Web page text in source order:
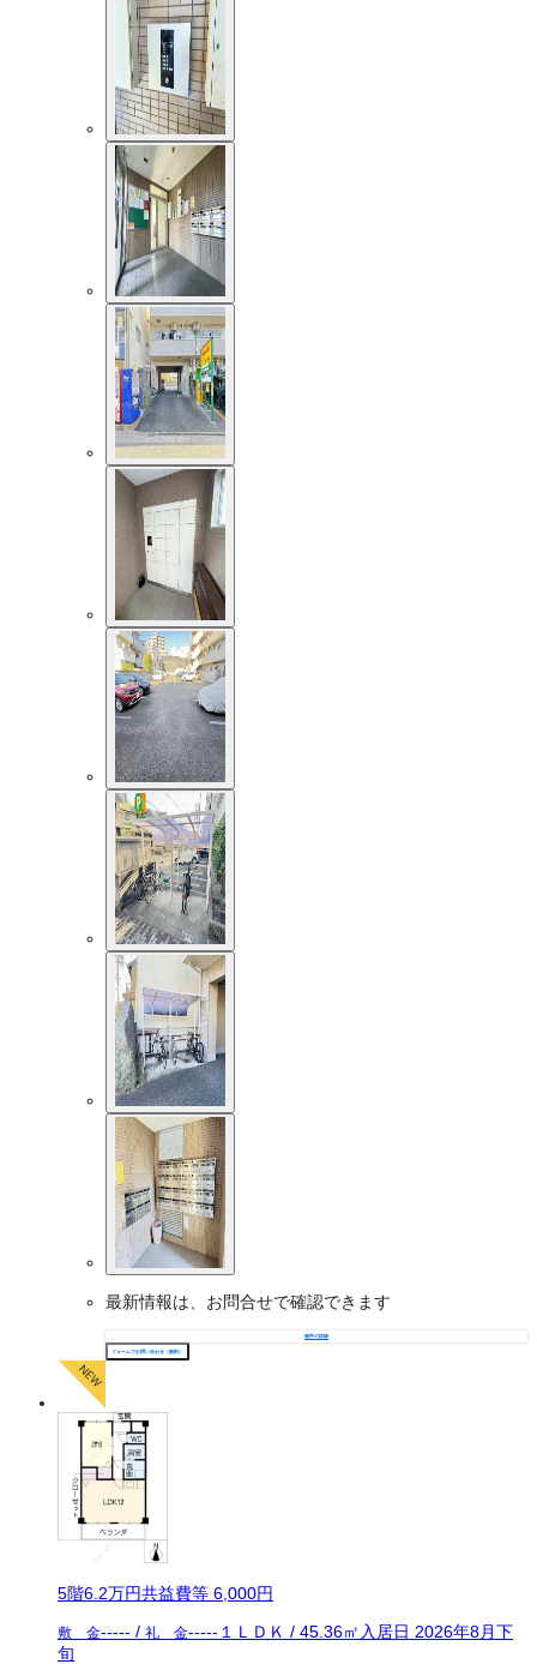
最新情報は、お問合せで確認できます
物件の詳細
フォームでお問い合わせ（無料）
5階6.2万円共益費等 6,000円
敷 金----- / 礼 金----- １ＬＤＫ / 45.36㎡ 入居日 2026年8月下
旬